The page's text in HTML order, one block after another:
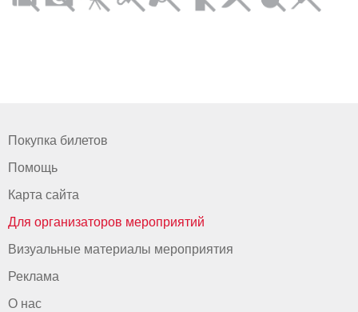
Покупка билетов
Помощь
Карта сайта
Для организаторов мероприятий
Визуальные материалы мероприятия
Реклама
О нас